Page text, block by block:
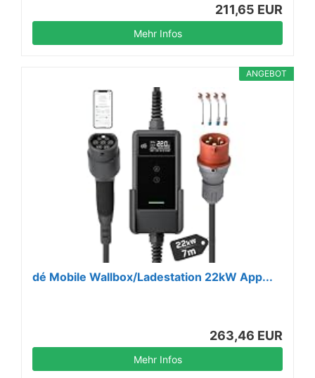
211,65 EUR
Mehr Infos
ANGEBOT
dé Mobile Wallbox/Ladestation 22kW App...
263,46 EUR
Mehr Infos